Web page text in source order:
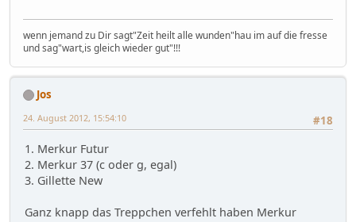
wenn jemand zu Dir sagt"Zeit heilt alle wunden"hau im auf die fresse
und sag"wart,is gleich wieder gut"!!!
Jos
#18
24. August 2012, 15:54:10
1. Merkur Futur
2. Merkur 37 (c oder g, egal)
3. Gillette New
Ganz knapp das Treppchen verfehlt haben Merkur